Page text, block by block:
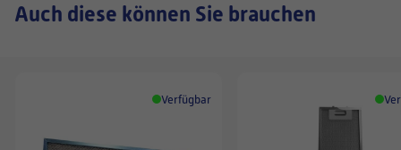
Auch diese können Sie brauchen
Verfügbar